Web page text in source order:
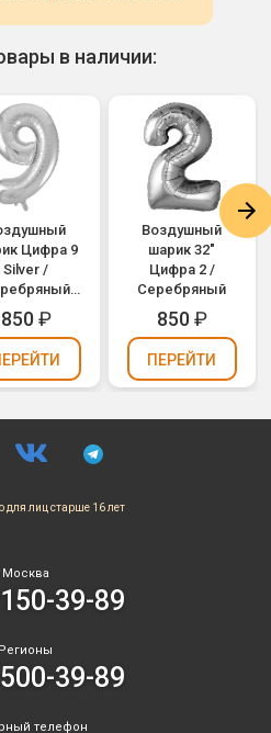
в наличии:
Цифра 9
Silver /
2964)
850₽
Воздушный
шарик 32"
Цифра 2 /
Серебряный
850₽
ПЕРЕЙТИ
для лиц старше 16 лет
Москва
39-89
Регионы
39-89
телефон